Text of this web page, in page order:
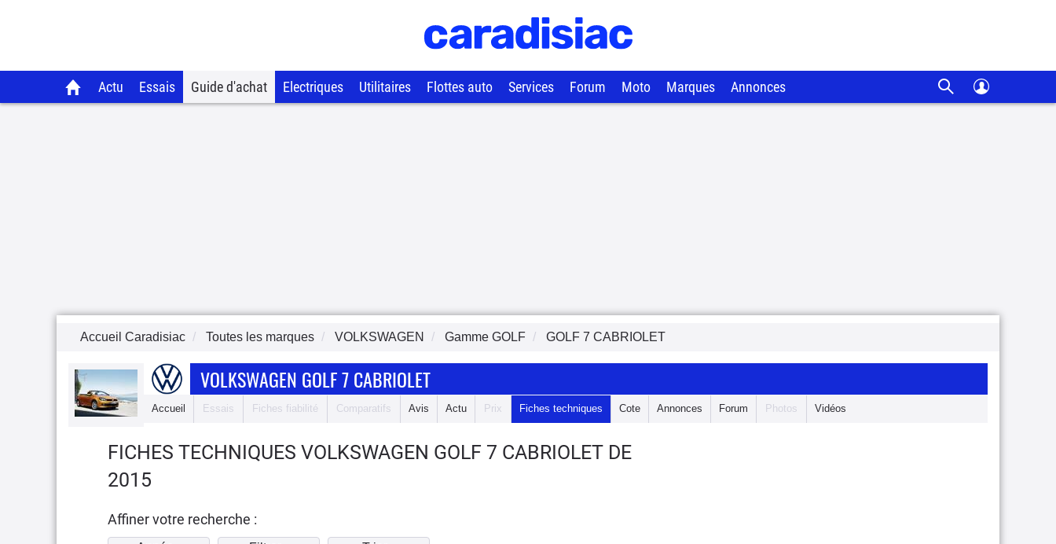
Actu Essais Guide d'achat Electriques Utilitaires Flottes auto Services Forum Moto Marques Annonces
Accueil Caradisiac Toutes les marques VOLKSWAGEN Gamme GOLF GOLF 7 CABRIOLET
VOLKSWAGEN GOLF 7 CABRIOLET
Accueil Essais Fiches fiabilité Comparatifs Avis Actu Prix Fiches techniques Cote Annonces Forum Photos Vidéos
FICHES TECHNIQUES VOLKSWAGEN GOLF 7 CABRIOLET DE
2015
Affiner votre recherche :